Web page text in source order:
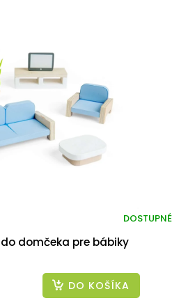
domčeka pre bábiky
DOSTUPNÉ
DO KOŠÍKA